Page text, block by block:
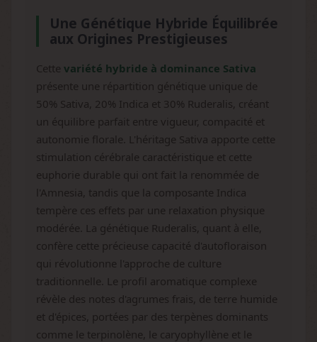
Une Génétique Hybride Équilibrée
aux Origines Prestigieuses
Cette variété hybride à dominance Sativa
présente une répartition génétique unique de
50% Sativa, 20% Indica et 30% Ruderalis, créant
un équilibre parfait entre vigueur, compacité et
autonomie florale. L'héritage Sativa apporte cette
stimulation cérébrale caractéristique et cette
euphorie durable qui ont fait la renommée de
l'Amnesia, tandis que la composante Indica
tempère ces effets par une relaxation physique
modérée. La génétique Ruderalis, quant à elle,
confère cette précieuse capacité d'autofloraison
qui révolutionne l'approche de culture
traditionnelle. Le profil aromatique complexe
révèle des notes d'agrumes frais, de terre humide
et d'épices, portées par des terpènes dominants
comme le terpinolène, le caryophyllène et le